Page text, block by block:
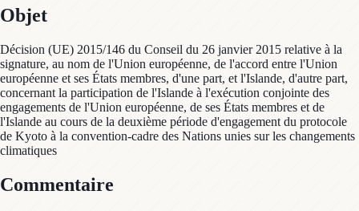
Objet
Décision (UE) 2015/146 du Conseil du 26 janvier 2015 relative à la
signature, au nom de l'Union européenne, de l'accord entre l'Union
européenne et ses États membres, d'une part, et l'Islande, d'autre part,
concernant la participation de l'Islande à l'exécution conjointe des
engagements de l'Union européenne, de ses États membres et de
l'Islande au cours de la deuxième période d'engagement du protocole
de Kyoto à la convention-cadre des Nations unies sur les changements
climatiques
Commentaire